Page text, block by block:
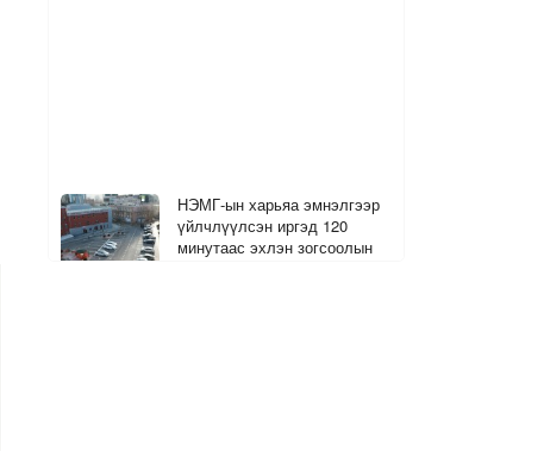
НЭМГ-ын харьяа эмнэлгээр
үйлчлүүлсэн иргэд 120
минутаас эхлэн зогсоолын